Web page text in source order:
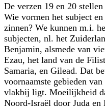
De verzen 19 en 20
Wie vormen het subject
zinnen? We kunnen m.i.
subjecten, nl. het
Benjamin, alsmede van
Ezau, het land van de
Samaria, en Gilead. Dat
voornaamste gebieden
vlakbij ligt. Moeilijkheid
Noord-Israël door Juda